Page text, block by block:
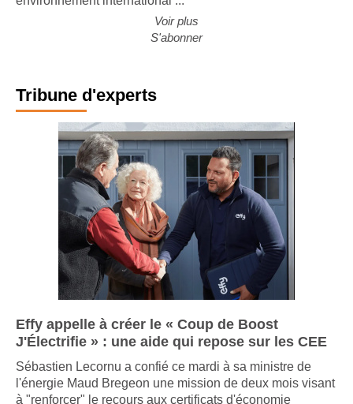
Voir plus
Tribune d'experts
Effy appelle à créer le « Coup de Boost
J'Électrifie » : une aide qui repose sur les CEE
Sébastien Lecornu a confié ce mardi à sa ministre de
l'énergie Maud Bregeon une mission de deux mois visant